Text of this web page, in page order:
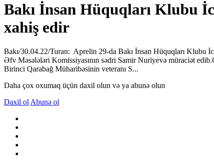
Bakı İnsan Hüquqları Klubu
xahiş edir
Bakı/30.04.22/Turan: Aprelin 29-da Bakı İnsan Hüquqları Klubu
Əfv Məsələləri Komissiyasının sədri Samir Nuriyevə müraciət
Birinci Qarabağ Müharibəsinin veteranı S...
Daha çox oxumaq üçün daxil olun və ya abunə olun
Daxil ol Abunə ol